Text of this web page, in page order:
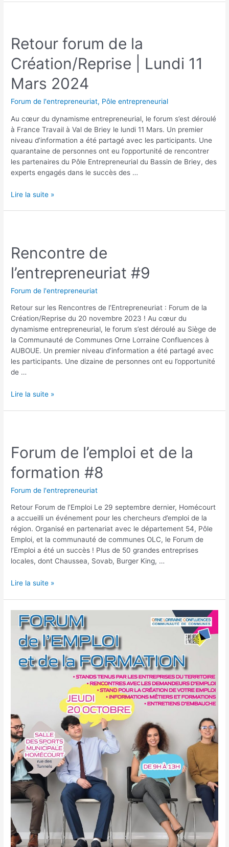
Retour forum de la
Création/Reprise | Lundi 11
Mars 2024
Forum de l'entrepreneuriat, Pôle entrepreneurial
Au cœur du dynamisme entrepreneurial, le forum s’est déroulé
à France Travail à Val de Briey le lundi 11 Mars. Un premier
niveau d’information a été partagé avec les participants. Une
quarantaine de personnes ont eu l’opportunité de rencontrer
les partenaires du Pôle Entrepreneurial du Bassin de Briey, des
experts engagés dans le succès des …
Lire la suite »
Rencontre de
l’entrepreneuriat #9
Forum de l'entrepreneuriat
Retour sur les Rencontres de l’Entrepreneuriat : Forum de la
Création/Reprise du 20 novembre 2023 ! Au cœur du
dynamisme entrepreneurial, le forum s’est déroulé au Siège de
la Communauté de Communes Orne Lorraine Confluences à
AUBOUE. Un premier niveau d’information a été partagé avec
les participants. Une dizaine de personnes ont eu l’opportunité
de …
Lire la suite »
Forum de l’emploi et de la
formation #8
Forum de l'entrepreneuriat
Retour Forum de l’Emploi Le 29 septembre dernier, Homécourt
a accueilli un événement pour les chercheurs d’emploi de la
région. Organisé en partenariat avec le département 54, Pôle
Emploi, et la communauté de communes OLC, le Forum de
l’Emploi a été un succès ! Plus de 50 grandes entreprises
locales, dont Chaussea, Sovab, Burger King, …
Lire la suite »